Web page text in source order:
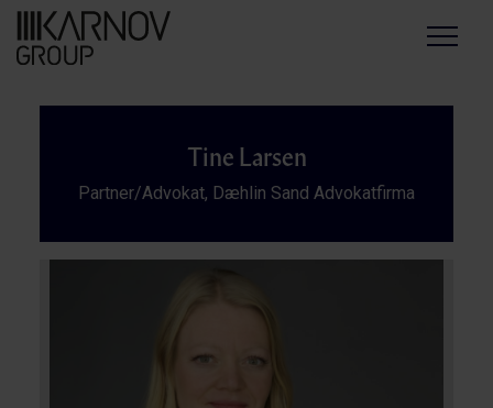
Menu
Tine Larsen
Partner/Advokat, Dæhlin Sand Advokatfirma